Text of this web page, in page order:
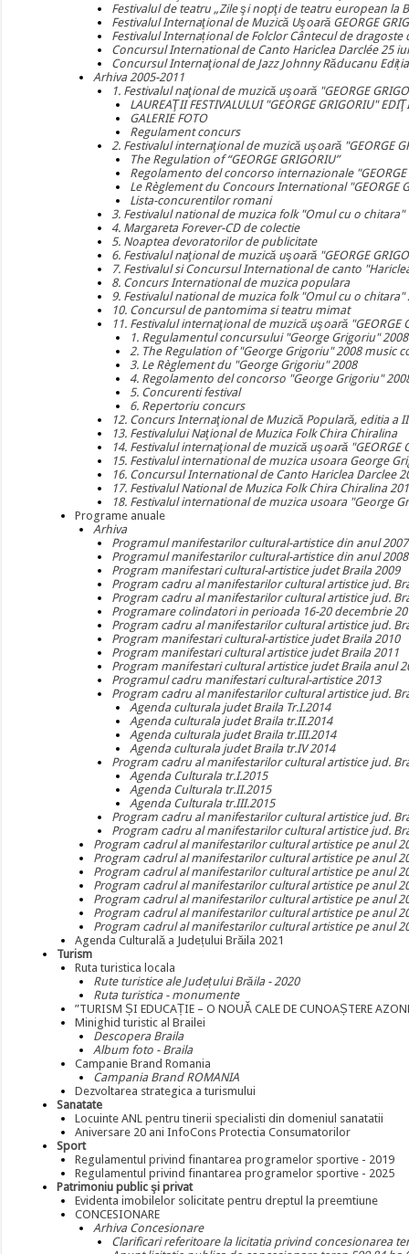
Festivalul de teatru „Zile şi nopţi de teatru european la
Festivalul Internaţional de Muzică Uşoară GEORGE
Festivalul Internațional de Folclor Cântecul de dragoste
Concursul International de Canto Hariclea Darclée 25
Concursul Internaţional de Jazz Johnny Răducanu
Arhiva 2005-2011
1. Festivalul naţional de muzică uşoară "GEORGE
LAUREAŢII FESTIVALULUI "GEORGE GRIGORIU"
GALERIE FOTO
Regulament concurs
2. Festivalul internaţional de muzică uşoară "GEORGE
The Regulation of “GEORGE GRIGORIU”
Regolamento del concorso internazionale "GEORGE
Le Règlement du Concours International "GEORGE
Lista-concurentilor romani
3. Festivalul national de muzica folk "Omul cu o chitara"
4. Margareta Forever-CD de colectie
5. Noaptea devoratorilor de publicitate
6. Festivalul naţional de muzică uşoară "GEORGE
7. Festivalul si Concursul International de canto
8. Concurs International de muzica populara
9. Festivalul national de muzica folk "Omul cu o chitara"
10. Concursul de pantomima si teatru mimat
11. Festivalul internaţional de muzică uşoară "GEORGE
1. Regulamentul concursului "George Grigoriu" 2008
2. The Regulation of "George Grigoriu" 2008 music
3. Le Règlement du "George Grigoriu" 2008
4. Regolamento del concorso "George Grigoriu"
5. Concurenti festival
6. Repertoriu concurs
12. Concurs Internaţional de Muzică Populară, editia a
13. Festivalului Naţional de Muzica Folk Chira Chiralina
14. Festivalul internaţional de muzică uşoară "GEORGE
15. Festivalul international de muzica usoara George
16. Concursul International de Canto Hariclea Darclee
17. Festivalul National de Muzica Folk Chira Chiralina
18. Festivalul international de muzica usoara "George
Programe anuale
Arhiva
Programul manifestarilor cultural-artistice din anul 2007
Programul manifestarilor cultural-artistice din anul 2008
Program manifestari cultural-artistice judet Braila 2009
Program cadru al manifestarilor cultural artistice jud.
Program cadru al manifestarilor cultural artistice jud.
Programare colindatori in perioada 16-20 decembrie
Program cadru al manifestarilor cultural artistice jud.
Program manifestari cultural-artistice judet Braila 2010
Program manifestari cultural artistice judet Braila 2011
Program manifestari cultural artistice judet Braila anul
Programul cadru manifestari cultural-artistice 2013
Program cadru al manifestarilor cultural artistice jud.
Agenda culturala judet Braila Tr.I.2014
Agenda culturala judet Braila tr.II.2014
Agenda culturala judet Braila tr.III.2014
Agenda culturala judet Braila tr.IV 2014
Program cadru al manifestarilor cultural artistice jud.
Agenda Culturala tr.I.2015
Agenda Culturala tr.II.2015
Agenda Culturala tr.III.2015
Program cadru al manifestarilor cultural artistice jud.
Program cadru al manifestarilor cultural artistice jud.
Program cadrul al manifestarilor cultural artistice pe anul
Program cadrul al manifestarilor cultural artistice pe anul
Program cadrul al manifestarilor cultural artistice pe anul
Program cadrul al manifestarilor cultural artistice pe anul
Program cadrul al manifestarilor cultural artistice pe anul
Program cadrul al manifestarilor cultural artistice pe anul
Program cadrul al manifestarilor cultural artistice pe anul
Agenda Culturală a Județului Brăila 2021
Turism
Ruta turistica locala
Rute turistice ale Județului Brăila - 2020
Ruta turistica - monumente
”TURISM ȘI EDUCAȚIE – O NOUĂ CALE DE CUNOAȘTERE
Minighid turistic al Brailei
Descopera Braila
Album foto - Braila
Campanie Brand Romania
Campania Brand ROMANIA
Dezvoltarea strategica a turismului
Sanatate
Locuinte ANL pentru tinerii specialisti din domeniul sanatatii
Aniversare 20 ani InfoCons Protectia Consumatorilor
Sport
Regulamentul privind finantarea programelor sportive - 2019
Regulamentul privind finantarea programelor sportive - 2025
Patrimoniu public şi privat
Evidenta imobilelor solicitate pentru dreptul la preemtiune
CONCESIONARE
Arhiva Concesionare
Clarificari referitoare la licitatia privind concesionarea